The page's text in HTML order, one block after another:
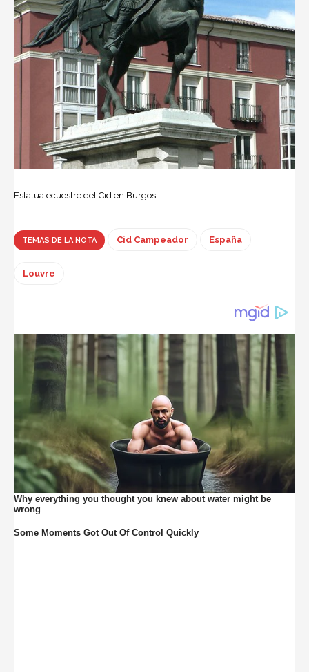
Estatua ecuestre del Cid en Burgos.
TEMAS DE LA NOTA Cid Campeador España
Louvre